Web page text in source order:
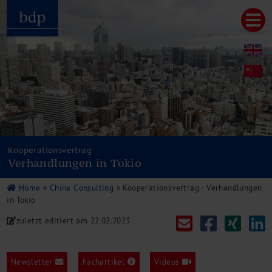
Hauptmenu
Home
bdp aktuell
Über uns
Unternehmenswerte
Referenzen
Pressespiegel
Publikationen
Newsletter
Videos
Leistungen
Rechtsberatung
Unternehmensfinanzierung
Restrukturierung
Kooperationsvertrag
Verhandlungen in Tokio
Home » China Consulting » Kooperationsvertrag - Verhandlungen
in Tokio
zuletzt editiert am 22.02.2023
Newsletter Fachartikel Videos